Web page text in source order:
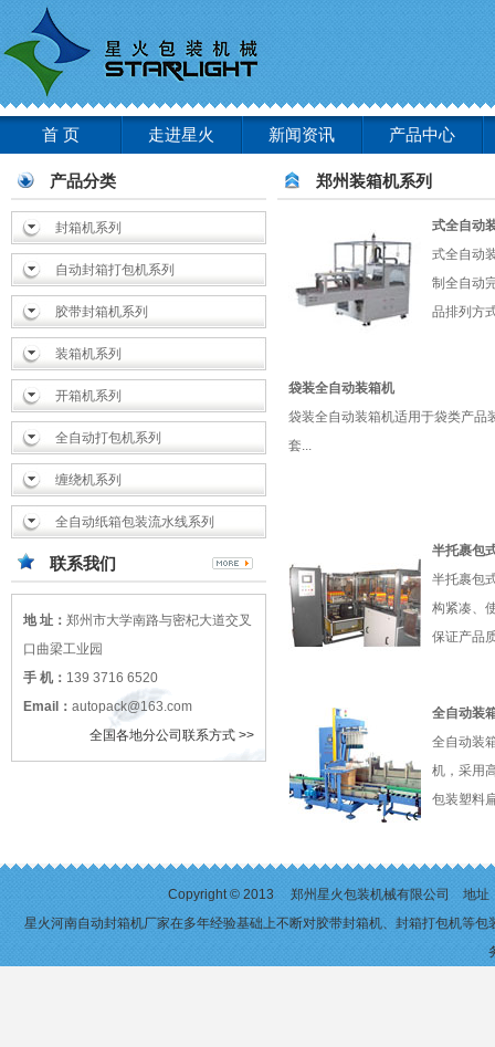
首 页 走进星火 新闻资讯 产品中心
产品分类
封箱机系列
自动封箱打包机系列
胶带封箱机系列
装箱机系列
开箱机系列
全自动打包机系列
缠绕机系列
全自动纸箱包装流水线系列
联系我们
地 址： 郑州市大学南路与密杞大道交叉
口曲梁工业园
手 机： 139 3716 6520
Email： autopack@163.com
全国各地分公司联系方式 >>
郑州装箱机系列
式全自动
式全自动
制全自动
品排列方
袋装全自动装箱机
袋装全自动装箱机适用于袋类产品
套...
半托裹包
半托裹包
构紧凑、
保证产品
全自动装
全自动装
机，采用
包装塑料
Copyright © 2013 郑州星火包装机械有限公司 地址
星火河南自动封箱机厂家在多年经验基础上不断对胶带封箱机、 封箱打包机等包